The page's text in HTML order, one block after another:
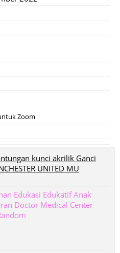
Zoom
kunci akrilik Ganci
UNITED MU
Edukasi Edukatif Anak
Doctor Medical Center